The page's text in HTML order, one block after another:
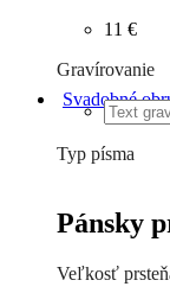
Svadobné
11 €
Gravírovanie
Typ písma
Pánsky
Veľkosť